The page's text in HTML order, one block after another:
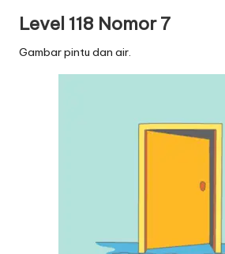
Level 118 Nomor 7
Gambar pintu dan air.